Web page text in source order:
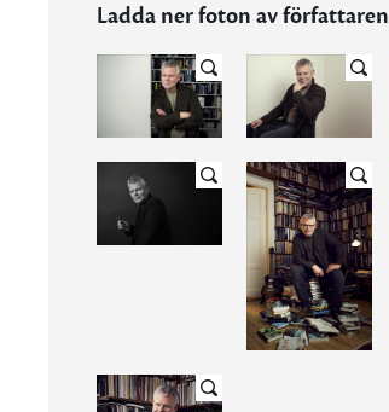
Ladda ner foton av författaren